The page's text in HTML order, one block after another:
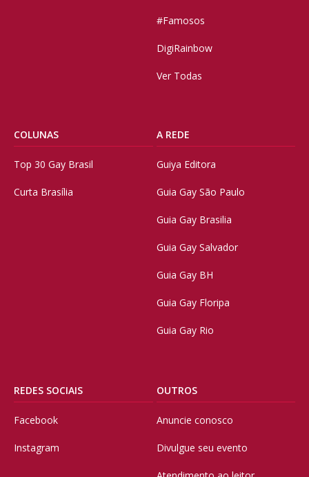
#Famosos
DigiRainbow
Ver Todas
COLUNAS
Top 30 Gay Brasil
Curta Brasília
A REDE
Guiya Editora
Guia Gay São Paulo
Guia Gay Brasilia
Guia Gay Salvador
Guia Gay BH
Guia Gay Floripa
Guia Gay Rio
REDES SOCIAIS
Facebook
Instagram
OUTROS
Anuncie conosco
Divulgue seu evento